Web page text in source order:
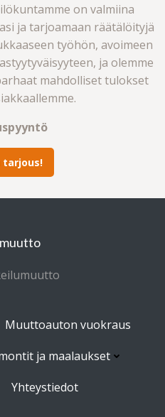
on valmiina
ja tarjoamaan räätälöityjä
työhön, avoimeen
ja olemme
mahdolliset tulokset
tarjous!
Muuttoauton vuokraus
ja maalaukset
Yhteystiedot